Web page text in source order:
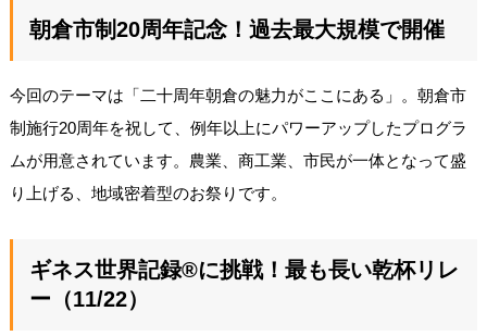
朝倉市制20周年記念！過去最大規模で開催
今回のテーマは「二十周年朝倉の魅力がここにある」。朝倉市
制施行20周年を祝して、例年以上にパワーアップしたプログラ
ムが用意されています。農業、商工業、市民が一体となって盛
り上げる、地域密着型のお祭りです。
ギネス世界記録®に挑戦！最も長い乾杯リレ
ー（11/22）